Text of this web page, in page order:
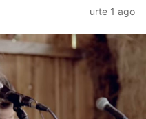
urte 1 ago